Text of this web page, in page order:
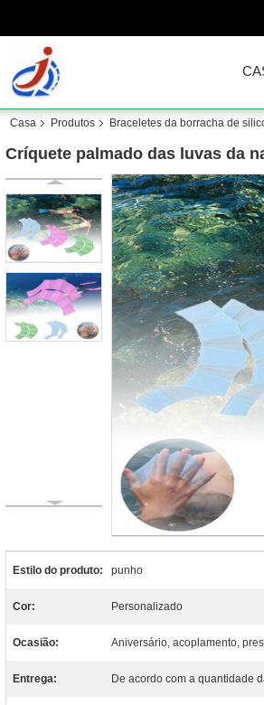
Casa Produtos Braceletes da borracha de
Críquete palmado das luvas da
Estilo do produto: punho
Cor: Personalizado
Ocasião: Aniversário, acoplamento,
Entrega: De acordo com a quantidade